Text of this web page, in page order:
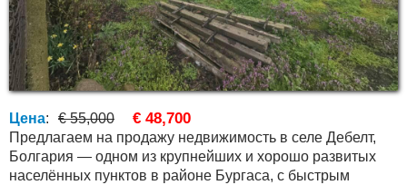
Цена: € 55,000 € 48,700
Предлагаем на продажу недвижимость в селе Дебелт,
Болгария — одном из крупнейших и хорошо развитых
населённых пунктов в районе Бургаса, с быстрым